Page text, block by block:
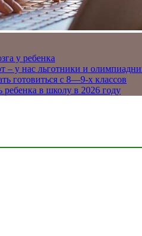
у ребенка
– у нас льготники и
готовиться с 8—9-х классов
ребенка в школу в 2026 году